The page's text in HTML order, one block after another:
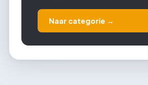
Naar categorie →